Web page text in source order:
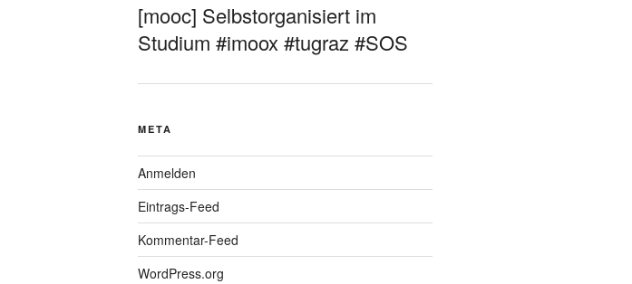
[mooc] Selbstorganisiert im
Studium #imoox #tugraz #SOS
META
Anmelden
Eintrags-Feed
Kommentar-Feed
WordPress.org